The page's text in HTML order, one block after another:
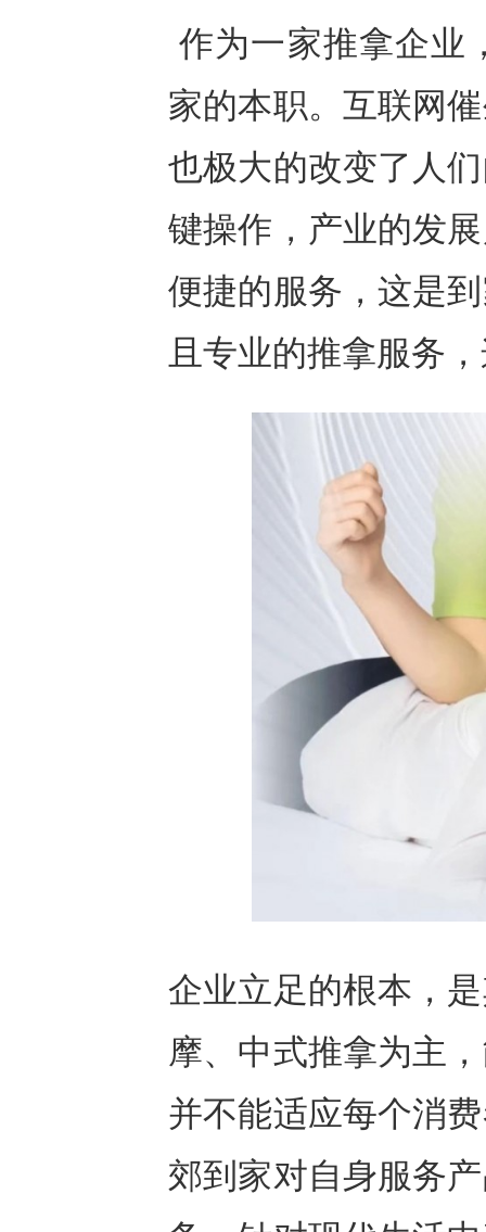
作为一家推拿企业
家的本职。互联网
也极大的改变了人
键操作，产业的发
便捷的服务，这是
且专业的推拿服务
企业立足的根本，
摩、中式推拿为主
并不能适应每个消
郊到家对自身服务